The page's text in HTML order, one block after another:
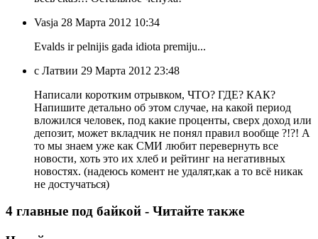
Vasja 28 Марта 2012 10:34
Evalds ir pelnijis gada idiota premiju...
с Латвии 29 Марта 2012 23:48
Написали коротким отрывком, ЧТО? ГДЕ? КАК?
Напишите детально об этом случае, на какой период
вложился человек, под какие проценты, сверх доход или
депозит, может вкладчик не понял правил вообще ?!?! А
то мы знаем уже как СМИ любит перевернуть все
новости, хоть это их хлеб и рейтинг на негативных
новостях. (надеюсь комент не удалят,как а то всё никак
не достучаться)
4 главные под байкой - Читайте также